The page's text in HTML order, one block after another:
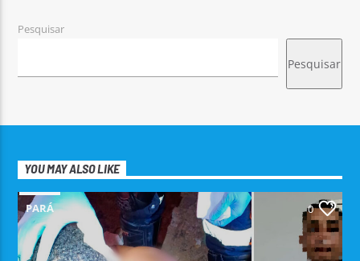
Pesquisar
Pesquisar
YOU MAY ALSO LIKE
PARÁ 0